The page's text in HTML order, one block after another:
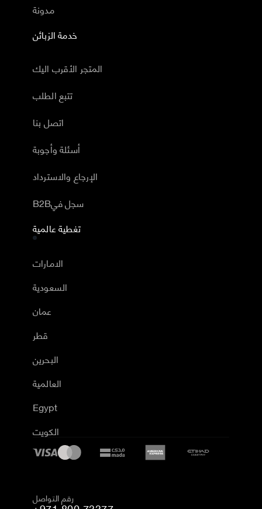
مدونة
خدمة الزبائن
المتجر الأقرب اليك
تتبع الطلب
اتصل بنا
أسئلة وأجوبة
الإرجاع والاسترداد
B2Bسجل في
تغطية عالمية
الامارات
السعودية
عمان
قطر
البحرين
العالمية
Egypt
الكويت
رقم التواصل